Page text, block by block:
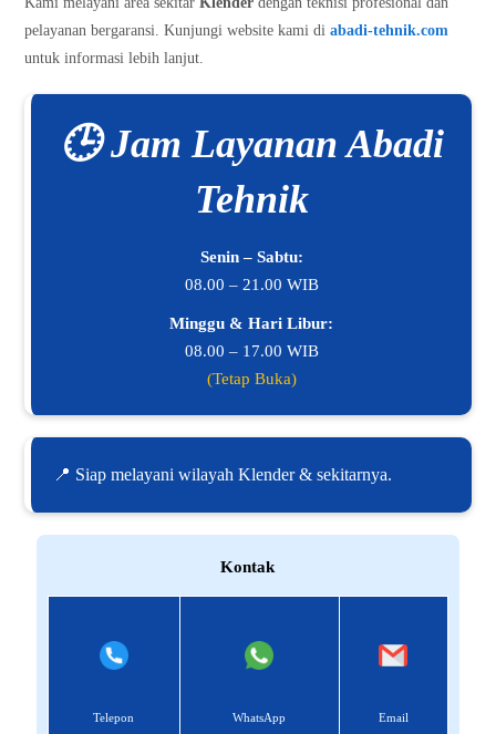
pelayanan bergaransi. Kunjungi website kami diabadi-tehnik.com
untuk informasi lebih lanjut.
🕒 Jam Layanan Abadi
Tehnik
Senin – Sabtu:
08.00 – 21.00 WIB
Minggu & Hari Libur:
08.00 – 17.00 WIB
(Tetap Buka)
📍 Siap melayani wilayah Klender & sekitarnya.
Kontak
Telepon WhatsApp Email